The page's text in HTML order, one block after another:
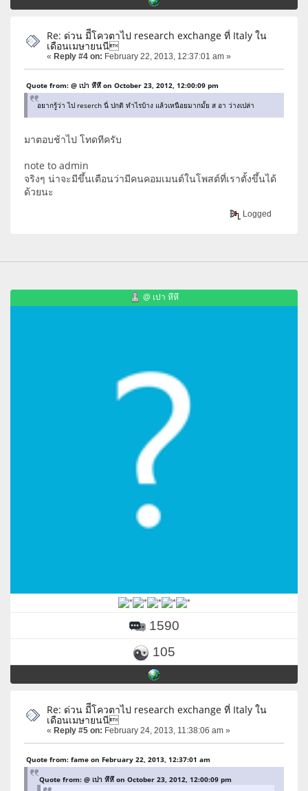
Re: ด่วน มีีโควตาไป research exchange ที่ Italy ใน
เดือนเมษายนนี
« Reply #4 on: February 22, 2013, 12:37:01 am »
Quote from: @ เปา หึหึ on October 23, 2012, 12:00:09 pm
อยากรู้ว่า ไป reserch นี่ ปกติ ทำไรบ้าง แล้วเหนือยมากมั้ย ส อา ว่างเปล่า
มาตอบช้าไป โทดทีครับ
note to admin
จริงๆ น่าจะมีขึ้นเตือนว่ามีคนคอมเมนต์ในโพสต์ที่เราตั้งขึ้นได้
ด้วยนะ
Logged
@ เปา หึหึ
1590
105
Re: ด่วน มีีโควตาไป research exchange ที่ Italy ใน
เดือนเมษายนนี
« Reply #5 on: February 24, 2013, 11:38:06 am »
Quote from: fame on February 22, 2013, 12:37:01 am
Quote from: @ เปา หึหึ on October 23, 2012, 12:00:09 pm